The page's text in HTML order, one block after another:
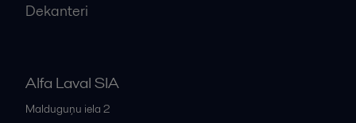
Dekanteri
Alfa Laval SIA
Malduguņu iela 2